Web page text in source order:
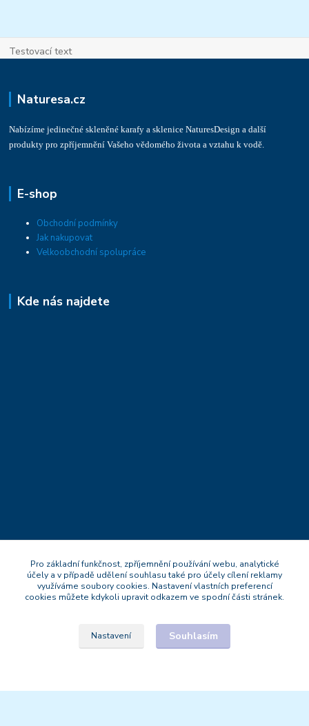
Testovací text
Naturesa.cz
Nabízíme jedinečné skleněné karafy a sklenice NaturesDesign a další
produkty pro zpříjemnění Vašeho vědomého života a vztahu k vodě.
E-shop
Obchodní podmínky
Jak nakupovat
Velkoobchodní spolupráce
Kde nás najdete
Kontakt
Pro základní funkčnost, zpříjemnění používání webu, analytické
účely a v případě udělení souhlasu také pro účely cílení reklamy
využíváme soubory cookies. Nastavení vlastních preferencí
cookies můžete kdykoli upravit odkazem ve spodní části stránek.
Nastavení Souhlasím